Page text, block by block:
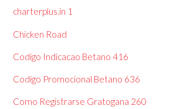
charterplus.in 1
Chicken Road
Codigo Indicacao Betano 416
Codigo Promocional Betano 636
Como Registrarse Gratogana 260